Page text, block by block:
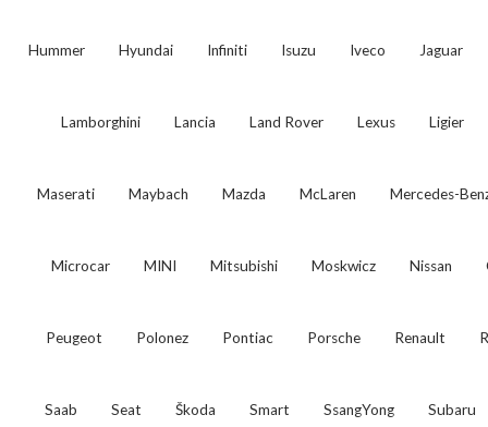
Hummer Hyundai Infiniti Isuzu Iveco Jaguar
Lamborghini Lancia Land Rover Lexus Ligier
Maserati Maybach Mazda McLaren Mercedes-
Microcar MINI Mitsubishi Moskwicz Nissan
Peugeot Polonez Pontiac Porsche Renault
Saab Seat Škoda Smart SsangYong Subaru